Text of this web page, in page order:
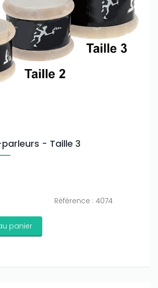
- Taille 3
Référence : 4074
panier